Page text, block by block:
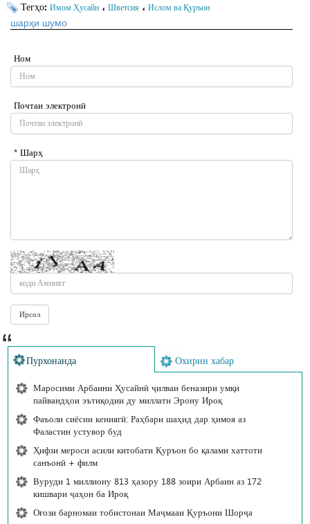
Тегҳо: Имом Ҳусайн ، Шветсия ، Ислом ва Қуръон
шарҳи шумо
Ном
Почтаи электронӣ
* Шарҳ
Пурхонанда Охирин хабар
Маросими Арбаини Ҳусайнӣ ҷилваи беназири умқи
пайвандҳои эътиқодии ду миллати Эрону Ироқ
Фаъоли сиёсии кениягӣ: Раҳбари шаҳид дар ҳимоя аз
Фаластин устувор буд
Ҳифзи мероси асили китобати Қуръон бо қалами хаттоти
санъонӣ + филм
Вуруди 1 миллиону 813 ҳазору 188 зоири Арбаин аз 172
кишвари ҷаҳон ба Ироқ
Оғози барномаи тобистонаи Маҷмааи Қуръони Шорҷа